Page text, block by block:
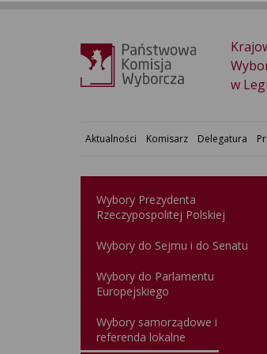
w
Aktualności Komisarz Delegatura
Wybory Prezydenta
Rzeczypospolitej Polskiej
Wybory do Sejmu i do Senatu
Wybory do Parlamentu
Europejskiego
Wybory samorządowe i
referenda lokalne